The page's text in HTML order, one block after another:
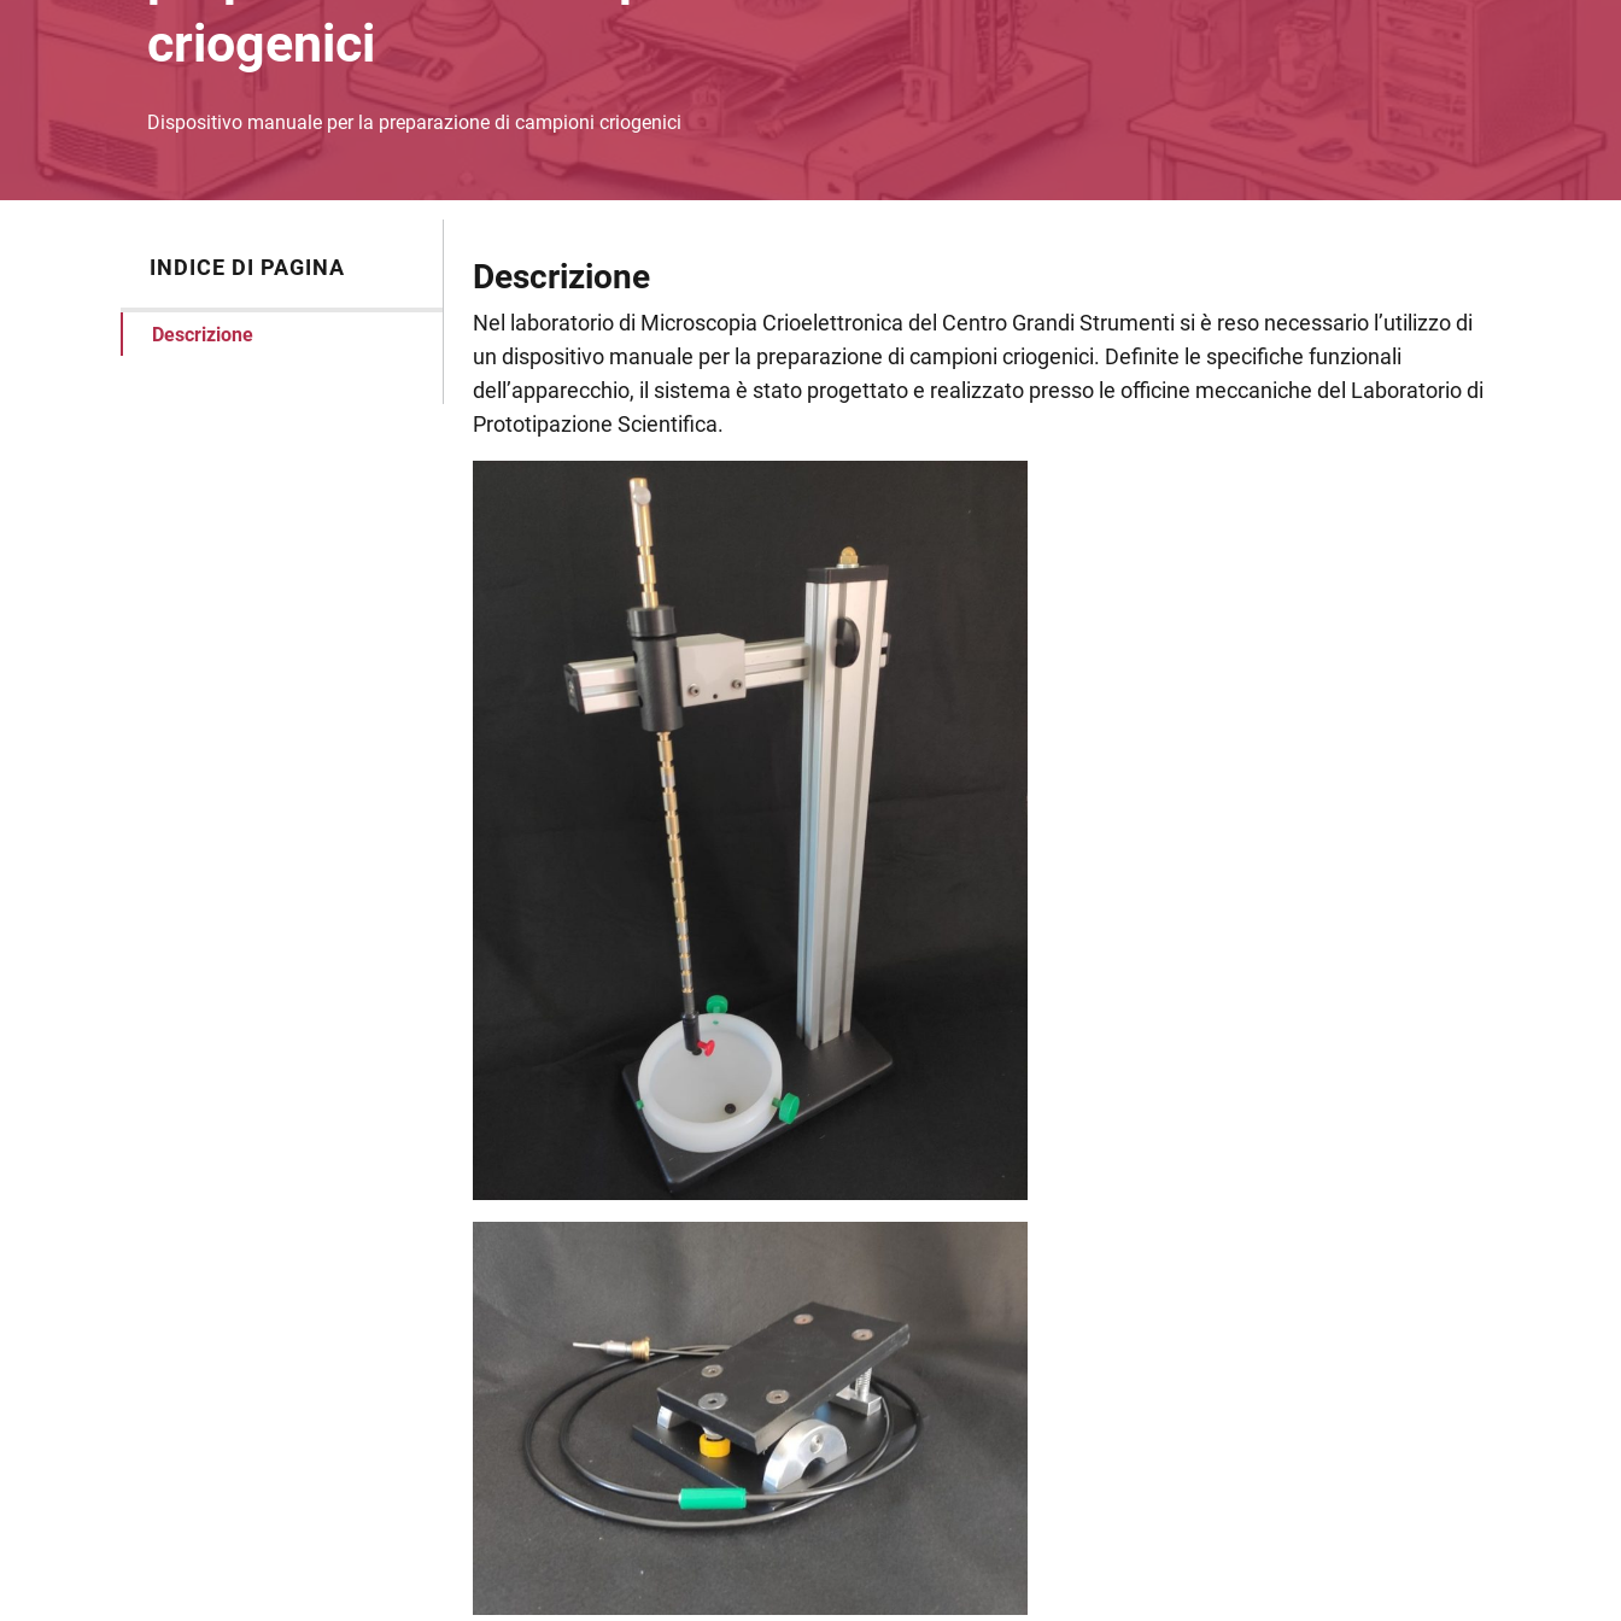
criogenici
Dispositivo manuale per la preparazione di campioni criogenici
INDICE DI PAGINA
Descrizione
Descrizione
Nel laboratorio di Microscopia Crioelettronica del Centro Grandi Strumenti si è reso necessario l’utilizzo di
un dispositivo manuale per la preparazione di campioni criogenici. Definite le specifiche funzionali
dell’apparecchio, il sistema è stato progettato e realizzato presso le officine meccaniche del Laboratorio di
Prototipazione Scientifica.